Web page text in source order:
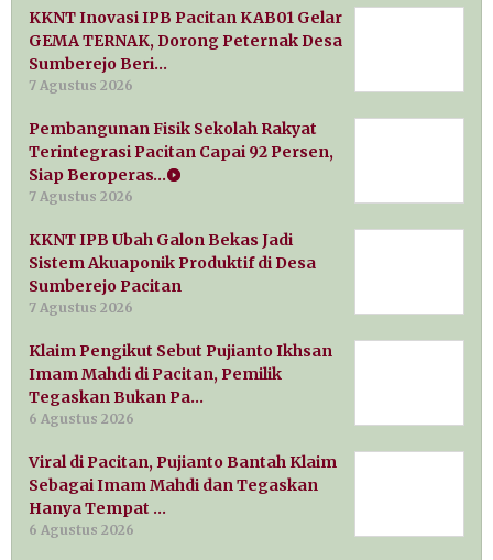
KKNT Inovasi IPB Pacitan KAB01 Gelar
GEMA TERNAK, Dorong Peternak Desa
Sumberejo Beri…
7 Agustus 2026
Pembangunan Fisik Sekolah Rakyat
Terintegrasi Pacitan Capai 92 Persen,
Siap Beroperas…
7 Agustus 2026
KKNT IPB Ubah Galon Bekas Jadi
Sistem Akuaponik Produktif di Desa
Sumberejo Pacitan
7 Agustus 2026
Klaim Pengikut Sebut Pujianto Ikhsan
Imam Mahdi di Pacitan, Pemilik
Tegaskan Bukan Pa…
6 Agustus 2026
Viral di Pacitan, Pujianto Bantah Klaim
Sebagai Imam Mahdi dan Tegaskan
Hanya Tempat …
6 Agustus 2026